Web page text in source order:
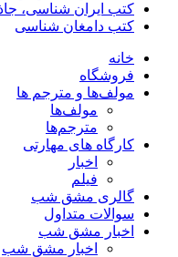
کتب ایران شناسی،
کتب دامغان شناسی
خانه
فروشگاه
مولف‌ها و مترجم ها
مولف‌ها
مترجم‌ها
کارگاه های مهارتی
اخبار
فیلم
گالری مشق شب
سوالات متداول
اخبار مشق شب
اخبار مشق شب